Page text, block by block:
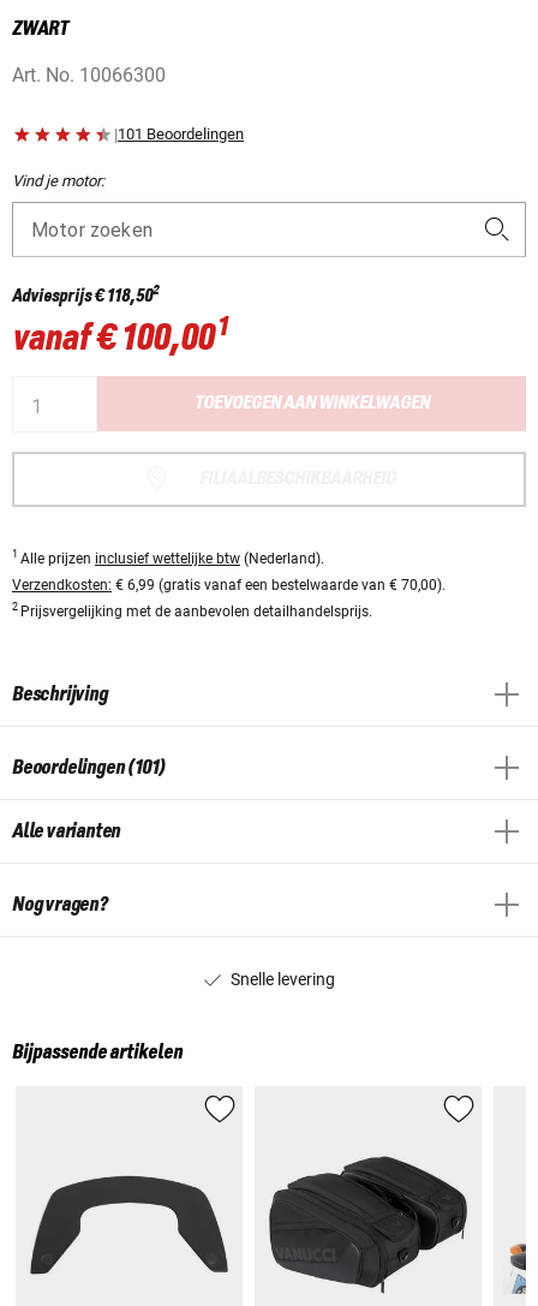
ZWART
Art. No. 10066300
|101 Beoordelingen
Vind je motor:
Motor zoeken
Adviesprijs€ 118,502
vanaf€ 100,001
TOEVOEGEN AAN WINKELWAGEN
1 Alle prijzen inclusief wettelijke btw (Nederland).
Verzendkosten: € 6,99 (gratis vanaf een bestelwaarde van € 70,00).
2 Prijsvergelijking met de aanbevolen detailhandelsprijs.
Beschrijving
Beoordelingen (101)
Alle varianten
Nog vragen?
Snelle levering
Bijpassende artikelen